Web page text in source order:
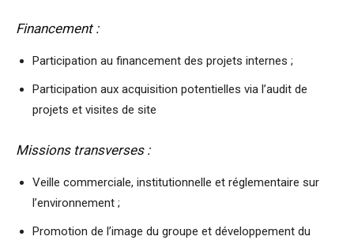
Financement :
Participation au financement des projets internes ;
Participation aux acquisition potentielles via l’audit de
projets et visites de site
Missions transverses :
Veille commerciale, institutionnelle et réglementaire sur
l’environnement ;
Promotion de l’image du groupe et développement du